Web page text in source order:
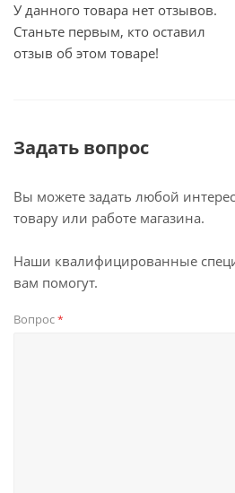
У данного товара нет отзывов.
Станьте первым, кто оставил
отзыв об этом товаре!
Задать вопрос
Вы можете задать любой
товару или работе магазина.
Наши квалифицированные
вам помогут.
Вопрос*